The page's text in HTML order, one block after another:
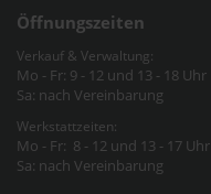
Öffnungszeiten
Verkauf & Verwaltung:
Mo - Fr: 9 - 12 und 13 - 18 Uhr
Sa: nach Vereinbarung
Werkstattzeiten:
Mo - Fr: 8 - 12 und 13 - 17 Uhr
Sa: nach Vereinbarung